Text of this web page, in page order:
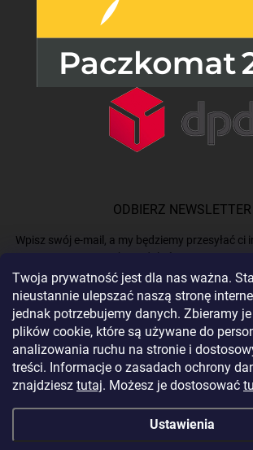
Twoja prywatność jest dla nas ważna.
nieustannie ulepszać naszą stronę
jednak potrzebujemy danych. Zbieramy
plików cookie, które są używane do
analizowania ruchu na stronie i
treści. Informacje o zasadach ochrony
znajdziesz tutaj. Możesz je dostosować
Ustawienia
ODBIERZ NEWSLETTER
Wpisz swój e-mail, a my będziemy przesyłać
nowych produktów na naszym e-
E-MAIL
Podając e-mail, akceptujeszpolitykę
Zaloguj się